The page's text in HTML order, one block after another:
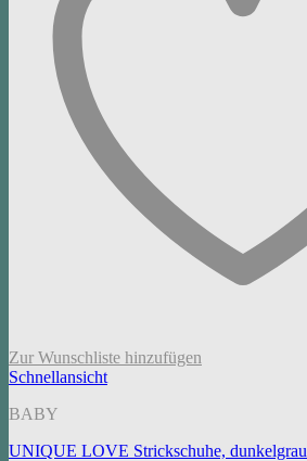
Zur Wunschliste hinzufügen
Schnellansicht
BABY
UNIQUE LOVE Strickschuhe, dunkelgrau